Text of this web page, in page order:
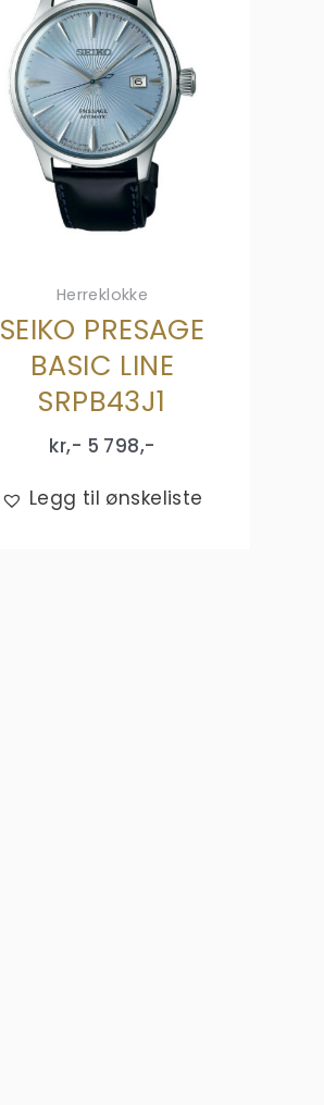
Herreklokke
SEIKO PRESAGE
BASIC LINE
SRPB43J1
kr,- 5 798,-
Legg til ønskeliste